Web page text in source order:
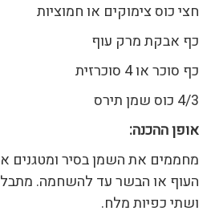
חצי כוס צימוקים או חמוציות
כף אבקת מרק עוף
כף סוכר או 4 סוכרזית
4/3 כוס שמן תירס
אופן ההכנה:
מחממים את השמן בסיר ומטגנים
העוף או הבשר עד להשחמה.
ושתי כפיות מלח.